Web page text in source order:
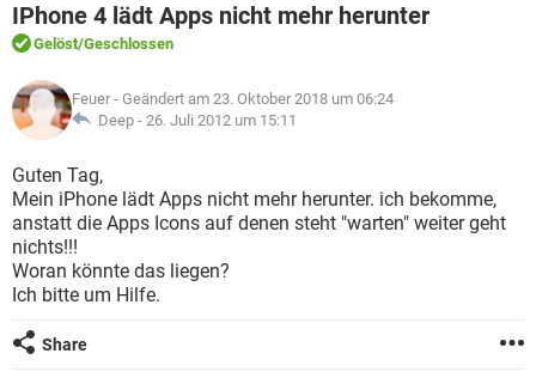
WHATSAPP TIKTOK
FACEBOOK
WINDOWS 10
WHATSAPP
FACEBOOK HARDWARE
SPIELE STREAMING
ANDROID
WINDOWS 10 INSTAGRAM
WHATSAPP
FACEBOOK
FORUM
SPIELE
ANDROID IOS
WHATSAPP TIKTOK
FACEBOOK
LEXIKON
SPIELE
ANDROID
WINDOWS 10 INSTAGRAM
WHATSAPP
FACEBOOK
IPhone 4 lädt Apps nicht mehr herunter
Gelöst/Geschlossen
Feuer - Geändert am 23. Oktober 2018 um 06:24
Deep - 26. Juli 2012 um 15:11
Guten Tag,
Mein iPhone lädt Apps nicht mehr herunter. ich bekomme,
anstatt die Apps Icons auf denen steht "warten" weiter geht
nichts!!!
Woran könnte das liegen?
Ich bitte um Hilfe.
Share